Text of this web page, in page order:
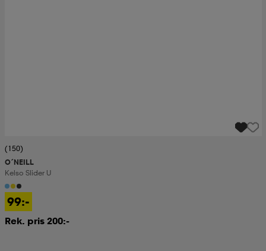
(150)
O´NEILL
Kelso Slider U
99:-
Rek. pris 200:-